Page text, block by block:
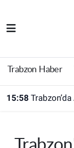
Trabzon Haber
15:58 Trabzon’da
Trabzon
Resmi
Trabzon
Trabzon
Süper Lig